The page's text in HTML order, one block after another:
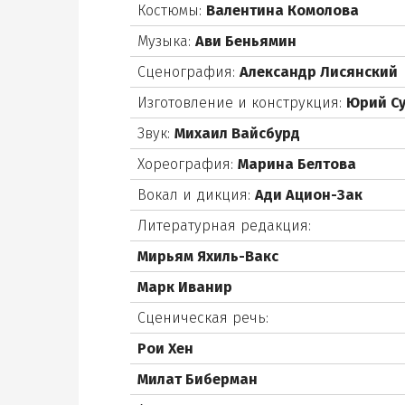
Костюмы: Валентина Комолова
Музыка: Ави Беньямин
Сценография: Александр Лисянский
Изготовление и конструкция: Юрий
Звук: Михаил Вайсбурд
Хореография: Марина Белтова
Вокал и дикция: Ади Ацион-Зак
Литературная редакция:
Мирьям Яхиль-Вакс
Марк Иванир
Сценическая речь:
Рои Хен
Милат Биберман